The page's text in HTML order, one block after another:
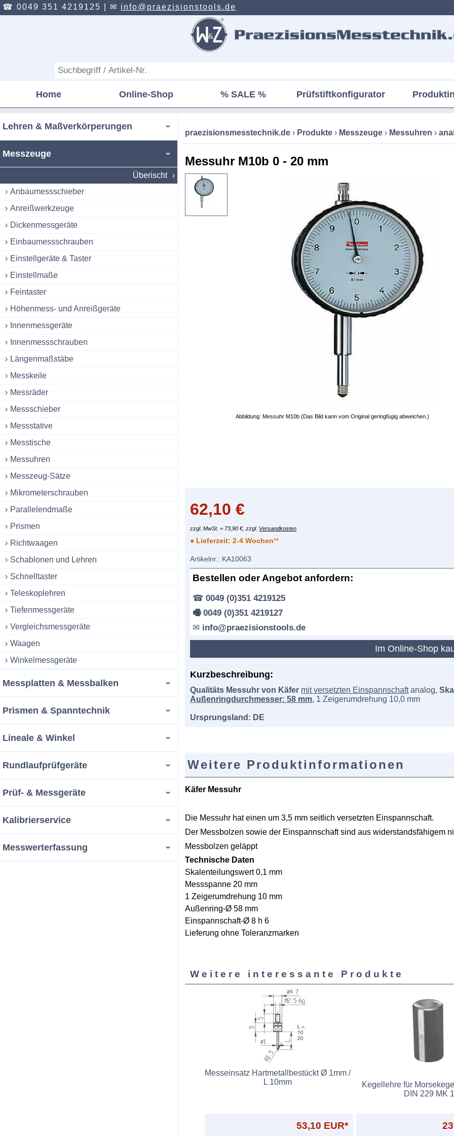
☎ 0049 351 4219125 | ✉ info@praezisionstools.de
Home Online-Shop % SALE % Prüfstiftkonfigurator
praezisionsmesstechnik.de › Produkte › Messzeuge › Messuhren ›
Messuhr M10b 0 - 20 mm
Abbildung: Messuhr M10b (Das Bild kann vom Original geringfügig abweichen.)
62,10€
zzgl. MwSt. = 73,90 €, zzgl. Versandkosten
● Lieferzeit:2-4 Wochen**
Artikelnr.: KA10063
Bestellen oder Angebot anfordern:
☎0049 (0)351 4219125
🖷 0049 (0)351 4219127
✉ info@praezisionstools.de
Im Online-Shop
Kurzbeschreibung:
Qualitäts Messuhr von Käfer mit versetzten Einspannschaftanalog,
Außenringdurchmesser: 58 mm, 1 Zeigerumdrehung 10,0 mm
Ursprungsland: DE
Weitere Produktinformationen
Käfer Messuhr
Die Messuhr hat einen um 3,5 mm seitlich versetzten Einspannschaft.
Der Messbolzen sowie der Einspannschaft sind aus widerstandsfähigem
Messbolzen geläppt
Technische Daten
Skalenteilungswert 0,1 mm
Messspanne 20 mm
1 Zeigerumdrehung 10 mm
Außenring-Ø 58 mm
Einspannschaft-Ø 8 h 6
Lieferung ohne Toleranzmarken
Weitere interessante Produkte
Messeinsatz Hartmetallbestückt Ø 1mm /
L 10mm
53,10 EUR*
Kegellehre für
DIN 229 MK 1
Lehren & Maßverkörperungen
Messzeuge
Überischt
Anbaumessschieber
Anreißwerkzeuge
Dickenmessgeräte
Einbaumessschrauben
Einstellgeräte & Taster
Einstellmaße
Feintaster
Höhenmess- und Anreißgeräte
Innenmessgeräte
Innenmessschrauben
Längenmaßstäbe
Messkeile
Messräder
Messschieber
Messstative
Messtische
Messuhren
Messzeug-Sätze
Mikrometerschrauben
Parallelendmaße
Prismen
Richtwaagen
Schablonen und Lehren
Schnelltaster
Teleskoplehren
Tiefenmessgeräte
Vergleichsmessgeräte
Waagen
Winkelmessgeräte
Messplatten & Messbalken
Prismen & Spanntechnik
Lineale & Winkel
Rundlaufprüfgeräte
Prüf- & Messgeräte
Kalibrierservice
Messwerterfassung